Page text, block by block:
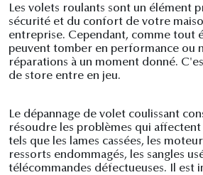
Les volets roulants sont un élément
sécurité et du confort de votre
entreprise. Cependant, comme tout
peuvent tomber en performance ou
réparations à un moment donné.
de store entre en jeu.
Le dépannage de volet coulissant
résoudre les problèmes qui
tels que les lames cassées, les
ressorts endommagés, les sangles
télécommandes défectueuses. Il est